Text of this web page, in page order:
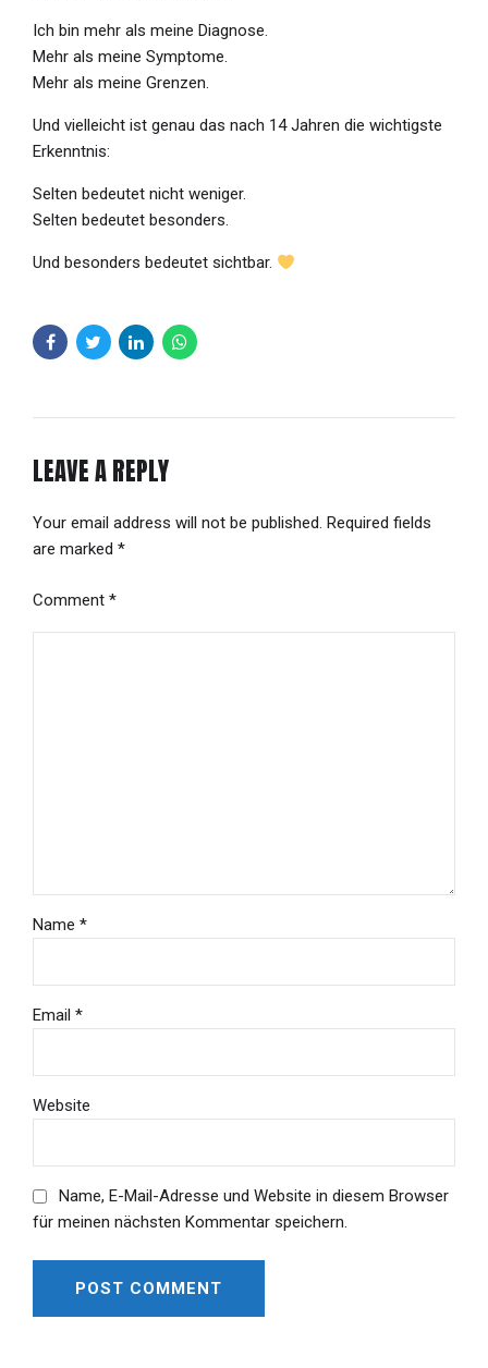
Ich bin mehr als meine Diagnose.
Mehr als meine Symptome.
Mehr als meine Grenzen.
Und vielleicht ist genau das nach 14 Jahren die wichtigste
Erkenntnis:
Selten bedeutet nicht weniger.
Selten bedeutet besonders.
Und besonders bedeutet sichtbar.
LEAVE A REPLY
Your email address will not be published. Required fields
are marked *
Comment *
Name *
Email *
Website
Name, E-Mail-Adresse und Website in diesem Browser
für meinen nächsten Kommentar speichern.
POST COMMENT